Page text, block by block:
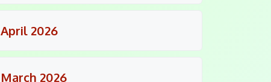
April 2026
March 2026